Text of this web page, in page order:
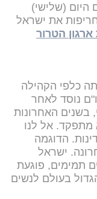
היום (שלישי)
את ישראל
הטרור
כלפי הקהילה
נוסד לאחר
בשנים האחרונות
מתפקד. אל לנו
הדוגמה
ישראל
תמימים, פוגעת
בעולם לנשים